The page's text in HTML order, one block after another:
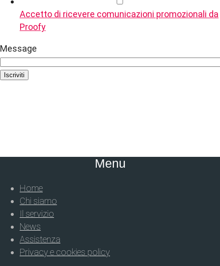
Accetto di ricevere comunicazioni promozionali da
Proofy
Message
Iscriviti
Menu
Home
Chi siamo
Il servizio
News
Assistenza
Privacy e cookies policy